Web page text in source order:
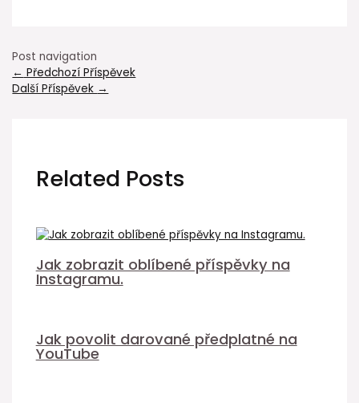
Post navigation
← Předchozí Příspěvek
Další Příspěvek →
Related Posts
Jak zobrazit oblíbené příspěvky na
Instagramu.
Jak povolit darované předplatné na
YouTube